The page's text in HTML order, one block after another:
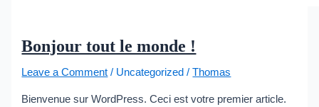
Bonjour tout le monde !
Leave a Comment / Uncategorized /Thomas
Bienvenue sur WordPress. Ceci est votre premier article.